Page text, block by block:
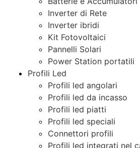
Inverter di Rete
Inverter ibridi
Kit Fotovoltaici
Pannelli Solari
Power Station portatili
Profili Led
Profili led angolari
Profili led da incasso
Profili led piatti
Profili led speciali
Connettori profili
Profili led integrati nel